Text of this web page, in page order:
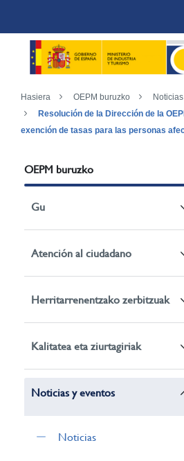
Hasiera OEPM buruzko
Resolución de la Dirección de la
exención de tasas para las personas
OEPM buruzko
Gu
Atención al ciudadano
Herritarrenentzako zerbitzuak
Kalitatea eta ziurtagiriak
Noticias y eventos
Noticias